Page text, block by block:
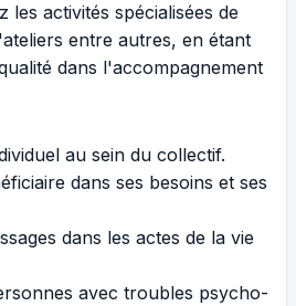
les activités spécialisées de
entre autres, en étant
dans l'accompagnement
au sein du collectif.
dans ses besoins et ses
dans les actes de la vie
avec troubles psycho-